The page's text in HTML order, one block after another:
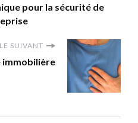
pour la sécurité de
SUIVANT
immobilière